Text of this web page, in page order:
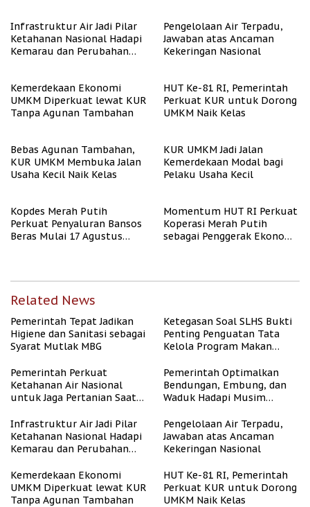
Infrastruktur Air Jadi Pilar
Ketahanan Nasional Hadapi
Kemarau dan Perubahan
Pengelolaan Air Terpadu,
Jawaban atas Ancaman
Kekeringan Nasional
Kemerdekaan Ekonomi
UMKM Diperkuat lewat KUR
Tanpa Agunan Tambahan
HUT Ke-81 RI, Pemerintah
Perkuat KUR untuk Dorong
UMKM Naik Kelas
Bebas Agunan Tambahan,
KUR UMKM Membuka Jalan
Usaha Kecil Naik Kelas
KUR UMKM Jadi Jalan
Kemerdekaan Modal bagi
Pelaku Usaha Kecil
Kopdes Merah Putih
Perkuat Penyaluran Bansos
Beras Mulai 17 Agustus
Momentum HUT RI Perkuat
Koperasi Merah Putih
sebagai Penggerak Ekonomi
Related News
Pemerintah Tepat Jadikan
Higiene dan Sanitasi sebagai
Syarat Mutlak MBG
Ketegasan Soal SLHS Bukti
Penting Penguatan Tata
Kelola Program Makan
Pemerintah Perkuat
Ketahanan Air Nasional
untuk Jaga Pertanian Saat
Pemerintah Optimalkan
Bendungan, Embung, dan
Waduk Hadapi Musim
Infrastruktur Air Jadi Pilar
Ketahanan Nasional Hadapi
Kemarau dan Perubahan
Pengelolaan Air Terpadu,
Jawaban atas Ancaman
Kekeringan Nasional
Kemerdekaan Ekonomi
UMKM Diperkuat lewat KUR
Tanpa Agunan Tambahan
HUT Ke-81 RI, Pemerintah
Perkuat KUR untuk Dorong
UMKM Naik Kelas